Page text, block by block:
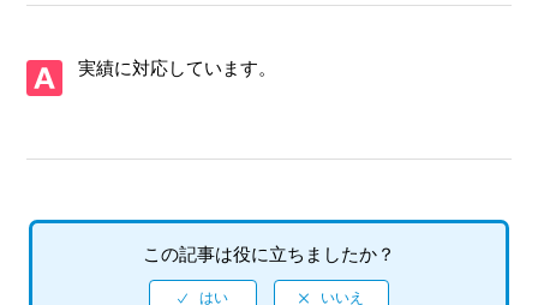
ア機能に対応していますか（制限されている機能はあります
か）
Series X|S版とXbox One版では実績は別々になりますか
実績に対応しています。
この記事は役に立ちましたか？